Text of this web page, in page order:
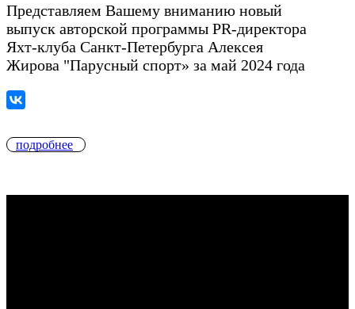
Представляем Вашему вниманию новый
выпуск авторской программы PR-директора
Яхт-клуба Санкт-Петербурга Алексея
Жирова "Парусный спорт» за май 2024 года
подробнее